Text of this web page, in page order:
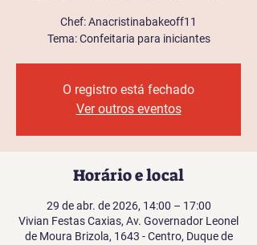
Chef: Anacristinabakeoff11
Tema: Confeitaria para iniciantes
O registro está fechado
Ver outros eventos
Horário e local
29 de abr. de 2026, 14:00 – 17:00
Vivian Festas Caxias, Av. Governador Leonel
de Moura Brizola, 1643 - Centro, Duque de